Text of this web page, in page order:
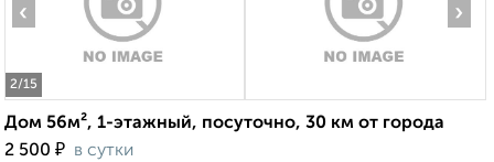
2/15
‹ ›
Дом 56м², 1-этажный, посуточно, 30 км от города
2 500 ₽ в сутки